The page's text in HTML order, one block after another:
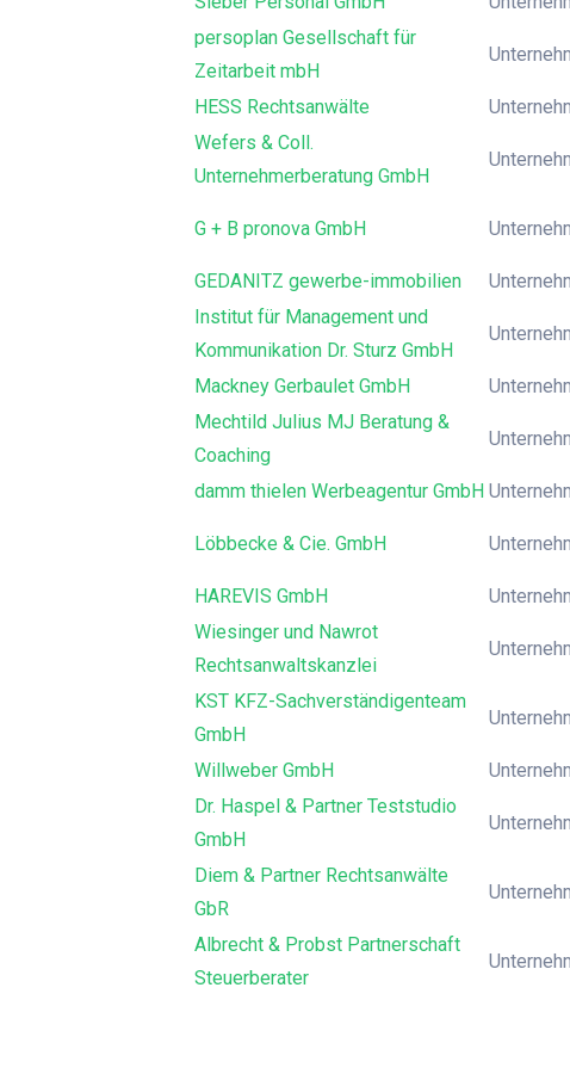
persoplan Gesellschaft für
Zeitarbeit mbH
HESS Rechtsanwälte
Wefers & Coll.
Unternehmerberatung GmbH
G + B pronova GmbH
GEDANITZ gewerbe-immobilien
Institut für Management und
Kommunikation Dr. Sturz GmbH
Mackney Gerbaulet GmbH
Mechtild Julius MJ Beratung &
Coaching
damm thielen Werbeagentur GmbH
Löbbecke & Cie. GmbH
HAREVIS GmbH
Wiesinger und Nawrot
Rechtsanwaltskanzlei
KST KFZ-Sachverständigenteam
GmbH
Willweber GmbH
Dr. Haspel & Partner Teststudio
GmbH
Diem & Partner Rechtsanwälte
GbR
Albrecht & Probst Partnerschaft
Steuerberater